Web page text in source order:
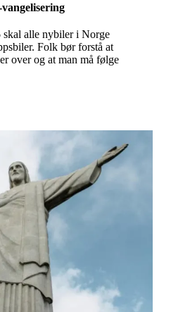
skal alle nybiler i Norge
Folk bør forstå at
over og at man må følge